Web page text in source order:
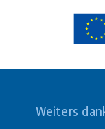
Weiters